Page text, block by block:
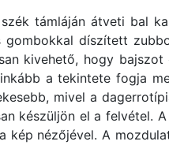
támláján átveti bal
gombokkal díszített
kivehető, hogy
a tekintete fogja
mivel a
készüljön el a felvétel.
kép nézőjével. A